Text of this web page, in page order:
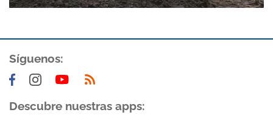
Síguenos:
Descubre nuestras apps: